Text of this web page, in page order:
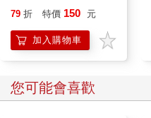
79 折 特價 150 元
加入購物車
您可能會喜歡